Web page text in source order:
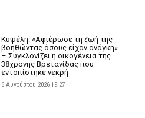
Κυψέλη: «Αφιέρωσε τη ζωή της
βοηθώντας όσους είχαν ανάγκη»
– Συγκλονίζει η οικογένεια της
38χρονης Βρετανίδας που
εντοπίστηκε νεκρή
6 Αυγούστου 2026 19:27